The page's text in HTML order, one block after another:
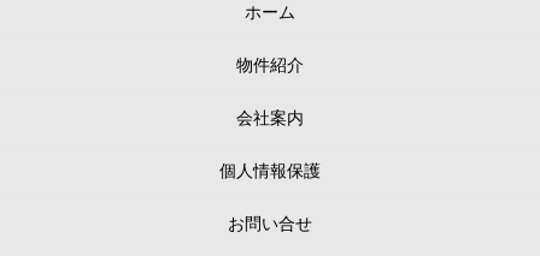
ホーム
物件紹介
会社案内
個人情報保護
お問い合せ